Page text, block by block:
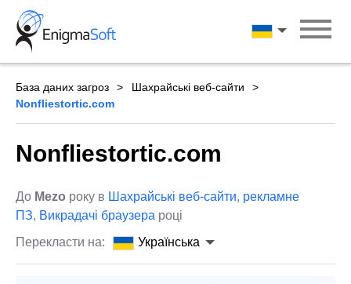
Skip
content
Українська
База даних загроз
Шахрайські веб-сайти
Nonfliestortic.com
Nonfliestortic.com
До Mezo року в Шахрайські веб-сайти, рекламне
ПЗ, Викрадачі браузера році
Перекласти на:
Українська